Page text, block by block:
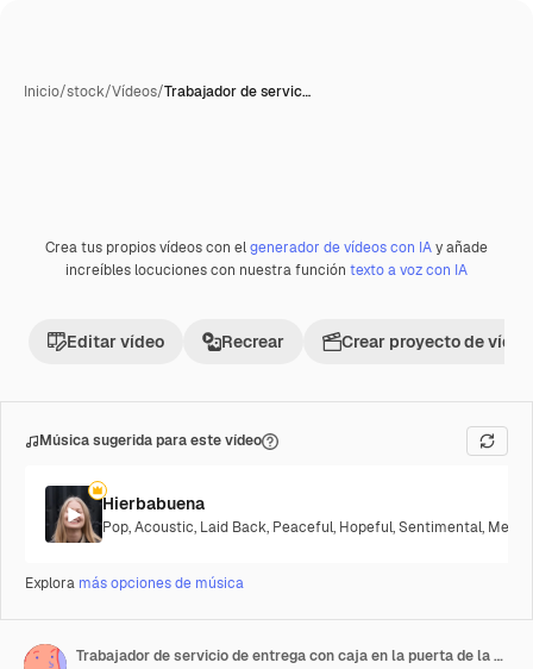
Inicio/stock/Vídeos/Trabajador de servic…
Premium
Crea tus propios vídeos con elgenerador de vídeos con IAy añade
increíbles locuciones con nuestra función texto a voz con IA
Editar vídeo Recrear Crear proyecto de vídeo
Música sugerida para este vídeo
Hierbabuena
Pop,Acoustic, Laid Back, Peaceful, Hopeful,Sentimental,
Explora más opciones de música
Trabajador de servicio de entrega con caja en la puerta de la casa animación